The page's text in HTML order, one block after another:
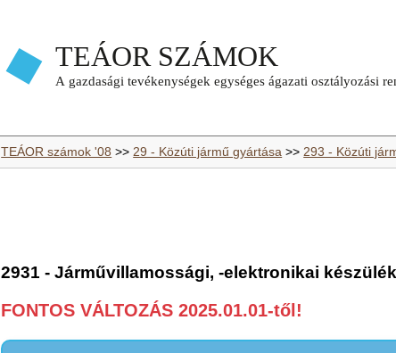
TEÁOR számok '08 >>29 - Közúti jármű gyártása >>293 - Közúti
2931 - Járművillamossági, -elektronikai
FONTOS VÁLTOZÁS 2025.01.01-től!